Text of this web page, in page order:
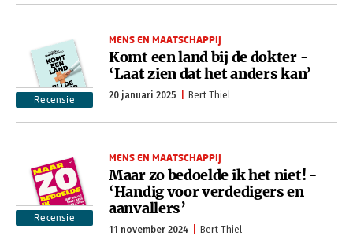
Recensie
MENS EN MAATSCHAPPIJ
Komt een land bij de dokter -
‘Laat zien dat het anders kan’
20 januari 2025 Bert Thiel
Recensie
MENS EN MAATSCHAPPIJ
Maar zo bedoelde ik het niet! -
‘Handig voor verdedigers en
aanvallers’
11 november 2024 Bert Thiel